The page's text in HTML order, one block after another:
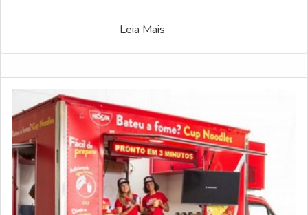
Leia Mais